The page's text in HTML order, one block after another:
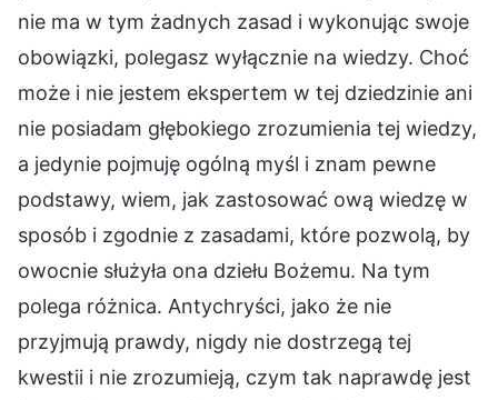
nie ma w tym żadnych zasad i wykonując swoje
obowiązki, polegasz wyłącznie na wiedzy. Choć
może i nie jestem ekspertem w tej dziedzinie ani
nie posiadam głębokiego zrozumienia tej wiedzy,
a jedynie pojmuję ogólną myśl i znam pewne
podstawy, wiem, jak zastosować ową wiedzę w
sposób i zgodnie z zasadami, które pozwolą, by
owocnie służyła ona dziełu Bożemu. Na tym
polega różnica. Antychryści, jako że nie
przyjmują prawdy, nigdy nie dostrzegą tej
kwestii i nie zrozumieją, czym tak naprawdę jest